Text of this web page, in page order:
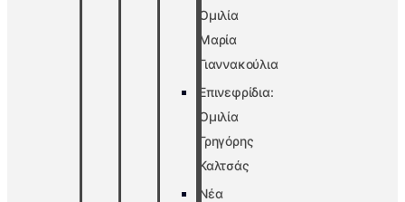
Ομιλία
Μαρία
Γιαννακούλια
Επινεφρίδια:
Ομιλία
Γρηγόρης
Καλτσάς
Νέα